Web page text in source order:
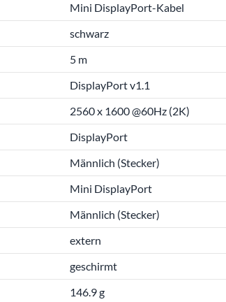
Mini DisplayPort-Kabel
schwarz
5 m
DisplayPort v1.1
2560 x 1600 @60Hz (2K)
DisplayPort
Männlich (Stecker)
Mini DisplayPort
Männlich (Stecker)
extern
geschirmt
146.9 g